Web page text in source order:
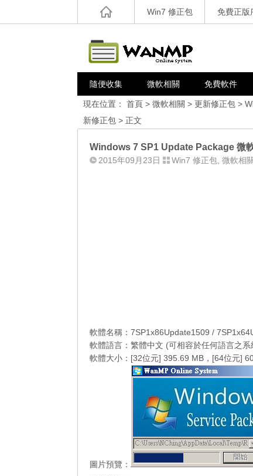
Win7 修正包 免費正版
隨便收集 微軟相關 免費軟件
現在位置： 首頁 > 微軟相關 > 更新修正包 >
新修正包 > 正文
Windows 7 SP1 Update Package 微
2015年09月23日 Win7 修正包 微軟相關
軟體名稱：7SP1x86Update1509 /
軟體語言：繁體中文 (可相容於任何語言之系
軟體大小：[32位元] 395.69 MB，[64位元]
圖片預覽：